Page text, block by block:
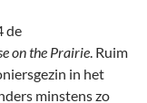
de
on the Prairie. Ruim
in het
minstens zo